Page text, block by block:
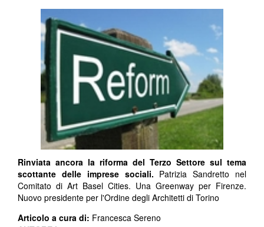
Rinviata ancora la riforma del Terzo Settore sul tema
scottante delle imprese sociali. Patrizia Sandretto nel
Comitato di Art Basel Cities. Una Greenway per Firenze.
Nuovo presidente per l'Ordine degli Architetti di Torino
Articolo a cura di: Francesca Sereno